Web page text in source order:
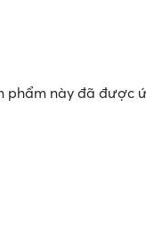
phẩm này đã được